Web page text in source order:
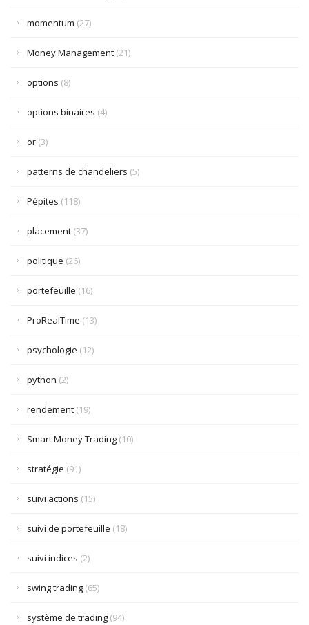
momentum (27)
Money Management (21)
options (8)
options binaires (4)
or (3)
patterns de chandeliers (5)
Pépites (118)
placement (37)
politique (26)
portefeuille (16)
ProRealTime (13)
psychologie (12)
python (2)
rendement (19)
Smart Money Trading (10)
stratégie (91)
suivi actions (15)
suivi de portefeuille (18)
suivi indices (2)
swing trading (65)
système de trading (94)